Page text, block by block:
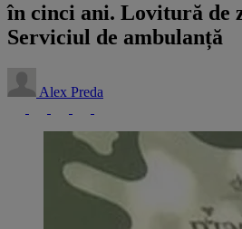
în cinci ani. Lovitură de
Serviciul de ambulanță
Alex Preda